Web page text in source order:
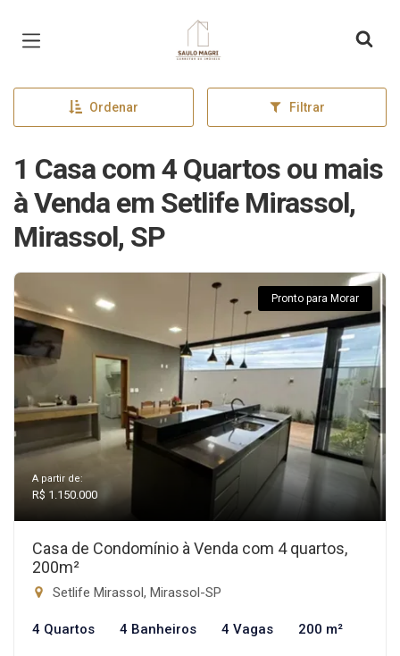
Página inicial
Ordenar Filtrar
1 Casa com 4 Quartos ou mais
à Venda em Setlife Mirassol,
Mirassol, SP
Pronto para Morar
A partir de:
R$ 1.150.000
Casa de Condomínio à Venda com 4 quartos,
200m²
Setlife Mirassol, Mirassol-SP
4 Quartos 4 Banheiros 4 Vagas 200 m²